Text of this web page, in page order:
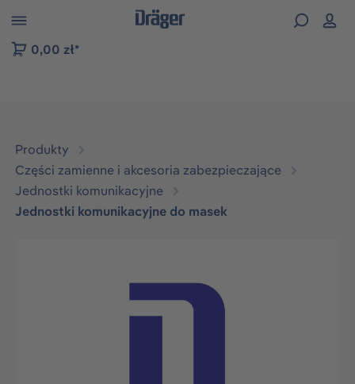
do nawigacji na platformie B2B
0,00 zł*
Produkty
Części zamienne i akcesoria zabezpieczające
Jednostki komunikacyjne
Jednostki komunikacyjne do masek
Pomiń galerię zdjęć